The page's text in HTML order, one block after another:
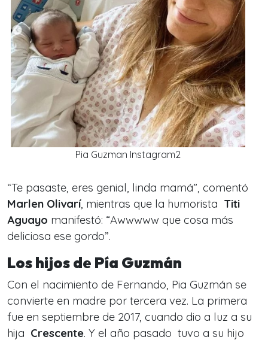
Pia Guzman Instagram2
“Te pasaste, eres genial, linda mamá”, comentó
Marlen Olivarí, mientras que la humorista Titi
Aguayo manifestó: “Awwwww que cosa más
deliciosa ese gordo”.
Los hijos de Pía Guzmán
Con el nacimiento de Fernando, Pia Guzmán se
convierte en madre por tercera vez. La primera
fue en septiembre de 2017, cuando dio a luz a su
hija Crescente. Y el año pasado tuvo a su hijo